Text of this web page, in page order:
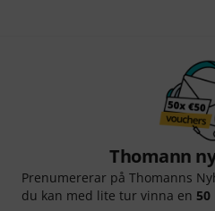
Thomann
Prenumererar på Thomanns
du kan med lite tur vinna en